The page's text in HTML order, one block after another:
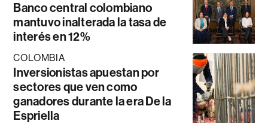
Banco central colombiano
mantuvo inalterada la tasa de
interés en 12%
COLOMBIA
Inversionistas apuestan por
sectores que ven como
ganadores durante la era De la
Espriella